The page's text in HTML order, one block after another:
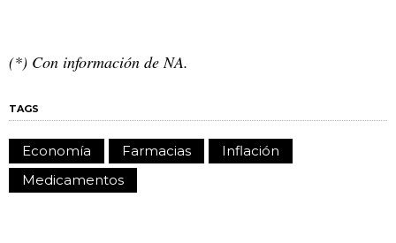
(*) Con información de NA.
TAGS
Economía Farmacias
Inflación
Medicamentos